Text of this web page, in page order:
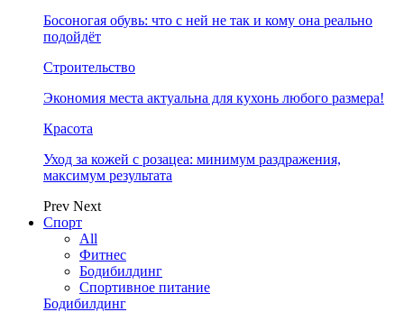
Босоногая обувь: что с ней не так и кому она реально
подойдёт
Строительство
Экономия места актуальна для кухонь любого размера!
Красота
Уход за кожей с розацеа: минимум раздражения,
максимум результата
Prev Next
Спорт
All
Фитнес
Бодибилдинг
Спортивное питание
Бодибилдинг